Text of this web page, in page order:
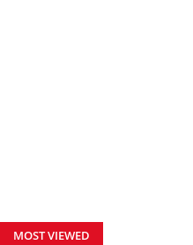
MOST VIEWED